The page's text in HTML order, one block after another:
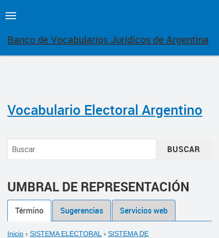
Toggle
Banco de Vocabularios Jurídicos de Argentina
Vocabulario Electoral Argentino
BUSCAR
UMBRAL DE REPRESENTACIÓN
Término Sugerencias Servicios web
Inicio › SISTEMA ELECTORAL › SISTEMA DE